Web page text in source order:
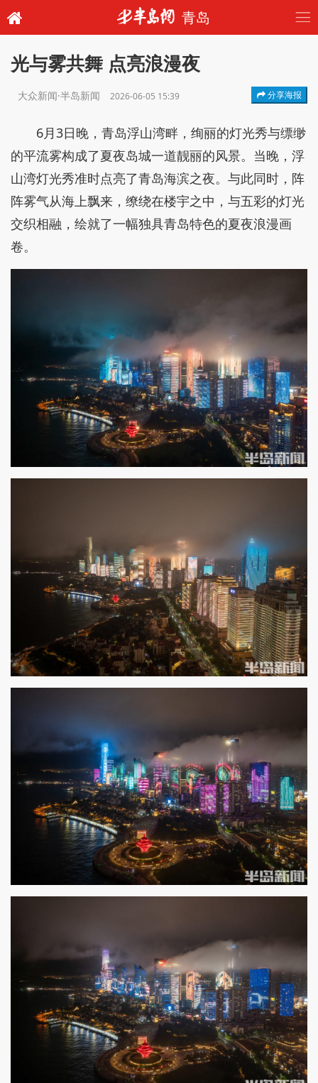
青岛
光与雾共舞 点亮浪漫夜
大众新闻·半岛新闻 2026-06-05 15:39 分享海报
6月3日晚，青岛浮山湾畔，绚丽的灯光秀与缥缈
的平流雾构成了夏夜岛城一道靓丽的风景。当晚，浮
山湾灯光秀准时点亮了青岛海滨之夜。与此同时，阵
阵雾气从海上飘来，缭绕在楼宇之中，与五彩的灯光
交织相融，绘就了一幅独具青岛特色的夏夜浪漫画
卷。